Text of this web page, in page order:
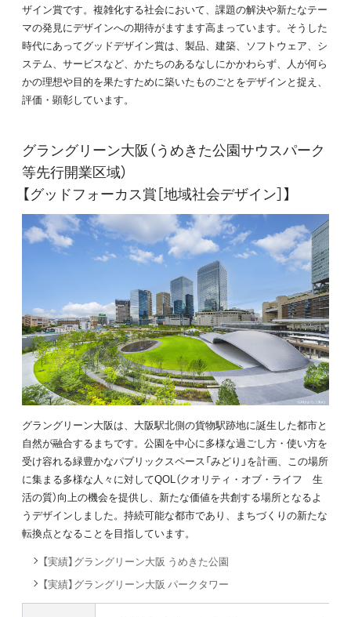
ザイン賞です。複雑化する社会において、課題の解決や新たなテー
マの発見にデザインへの期待がますます高まっています。そうした
時代にあってグッドデザイン賞は、製品、建築、ソフトウェア、シ
ステム、サービスなど、かたちのあるなしにかかわらず、人が何ら
かの理想や目的を果たすために築いたものごとをデザインと捉え、
評価・顕彰しています。
グラングリーン大阪（うめきた公園サウスパーク
等先行開業区域）
【グッドフォーカス賞［地域社会デザイン］】
グラングリーン大阪は、大阪駅北側の貨物駅跡地に誕生した都市と
自然が融合するまちです。公園を中心に多様な過ごし方・使い方を
受け容れる緑豊かなパブリックスペース「みどり」を計画、この場所
に集まる多様な人々に対してQOL（クオリティ・オブ・ライフ 生
活の質）向上の機会を提供し、新たな価値を共創する場所となるよ
うデザインしました。持続可能な都市であり、まちづくりの新たな
転換点となることを目指しています。
【実績】グラングリーン大阪 うめきた公園
【実績】グラングリーン大阪 パークタワー